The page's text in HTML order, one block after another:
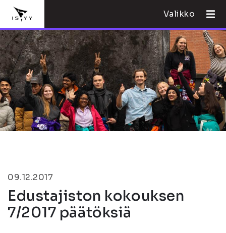
Valikko
09.12.2017
Edustajiston kokouksen
7/2017 päätöksiä